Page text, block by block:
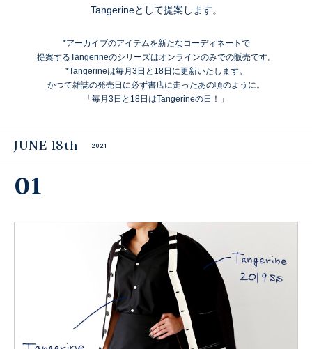
Tangerineとして提案します。
*アーカイブのアイテムを新たなコーディネートで
提案するTangerineのシリーズはオンラインのみでの販売です。
*Tangerineは毎月3日と18日に更新いたします。
かつて雑誌の発売日に必ず書店に走ったあの頃のように。
「毎月3日と18日はTangerineの日！」
JUNE 18th 2021
01